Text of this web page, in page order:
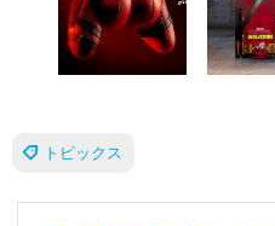
トピックス